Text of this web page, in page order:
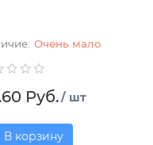
Очень мало
Руб./ шт
В корзину